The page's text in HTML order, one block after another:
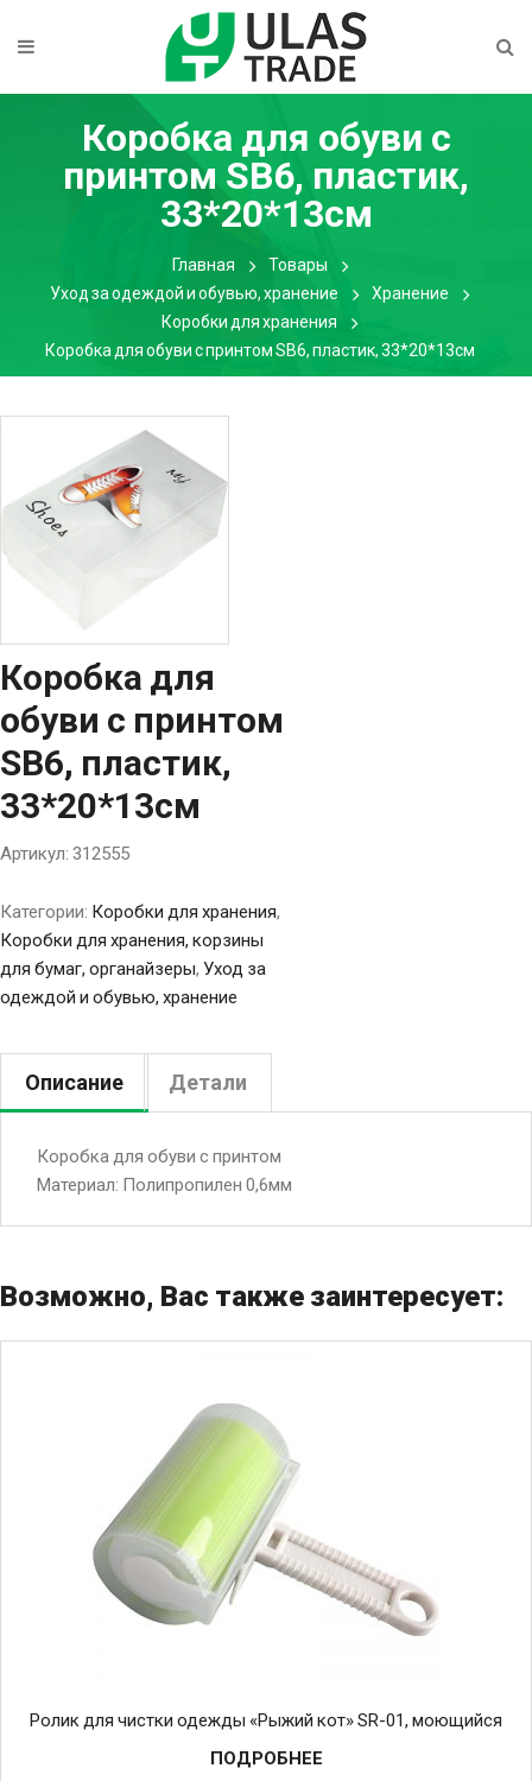
Коробка для обуви с
принтом SB6, пластик,
33*20*13см
Главная
Товары
Уход за одеждой и обувью, хранение
Хранение
Коробки для хранения
Коробка для обуви с принтом SB6, пластик, 33*20*13см
Коробка для
обуви с принтом
SB6, пластик,
33*20*13см
Артикул: 312555
Категории: Коробки для хранения,
Коробки для хранения, корзины
для бумаг, органайзеры, Уход за
одеждой и обувью, хранение
Описание Детали
Коробка для обуви с принтом
Материал: Полипропилен 0,6мм
Возможно, Вас также заинтересует:
Ролик для чистки одежды «Рыжий кот» SR-01, моющийся
ПОДРОБНЕЕ